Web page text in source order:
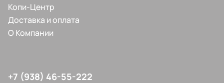
Копи-Центр
Доставка и оплата
О Компании
+7 (938) 46-55-222